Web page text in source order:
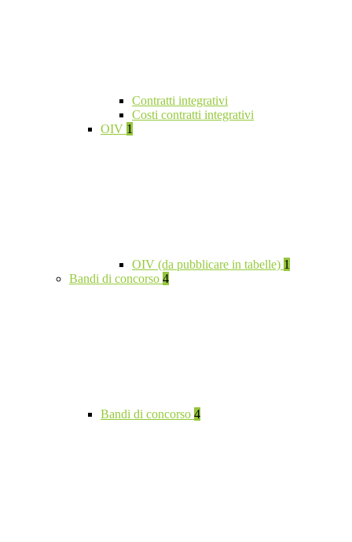
Contratti integrativi
Costi contratti integrativi
OIV 1
OIV (da pubblicare in tabelle) 1
Bandi di concorso 4
Bandi di concorso 4